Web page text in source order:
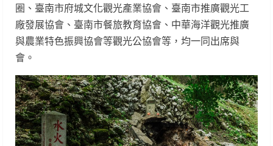
圈、臺南市府城文化觀光產業協會、臺南市推廣觀光工
廠發展協會、臺南市餐旅教育協會、中華海洋觀光推廣
與農業特色振興協會等觀光公協會等，均一同出席與
會。